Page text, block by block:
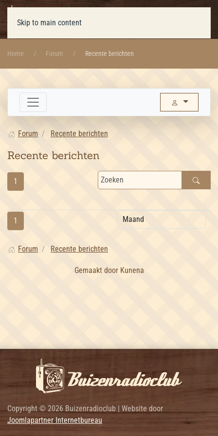
Skip to main content
Home Forum Recente berichten
Forum Recente berichten
Recente berichten
1
1
Forum Recente berichten
Gemaakt door Kunena
Copyright © 2026 Buizenradioclub | Website door
Joomlapartner Internetbureau